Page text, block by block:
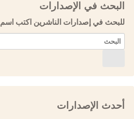
البحث في الإصدارات
للبحث في إصدارات الناشرين اكتب اسم
أحدث الإصدارات